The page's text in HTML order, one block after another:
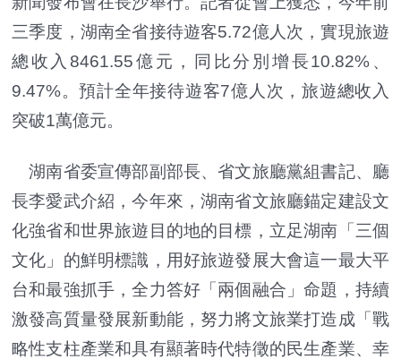
三季度，湖南全省接待遊客5.72億人次，實現旅遊
總收入8461.55億元，同比分別增長10.82%、
9.47%。預計全年接待遊客7億人次，旅遊總收入
突破1萬億元。
湖南省委宣傳部副部長、省文旅廳黨組書記、廳
長李愛武介紹，今年來，湖南省文旅廳錨定建設文
化強省和世界旅遊目的地的目標，立足湖南「三個
文化」的鮮明標識，用好旅遊發展大會這一最大平
台和最強抓手，全力答好「兩個融合」命題，持續
激發高質量發展新動能，努力將文旅業打造成「戰
略性支柱產業和具有顯著時代特徵的民生產業、幸